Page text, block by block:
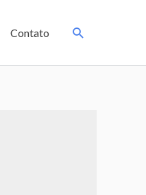
Contato